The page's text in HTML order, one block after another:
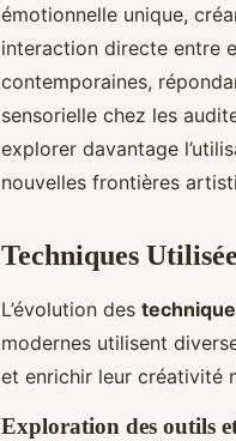
émotionnelle unique,
interaction directe entre
contemporaines,
sensorielle chez les
explorer davantage
nouvelles frontières
Techniques
L’évolution des
modernes utilisent
et enrichir leur créativité
Exploration des outils